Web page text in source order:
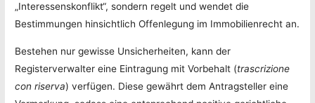
„Interessenskonflikt“, sondern regelt und wendet die
Bestimmungen hinsichtlich Offenlegung im Immobilienrecht an.
Bestehen nur gewisse Unsicherheiten, kann der
Registerverwalter eine Eintragung mit Vorbehalt (trascrizione
con riserva) verfügen. Diese gewährt dem Antragsteller eine